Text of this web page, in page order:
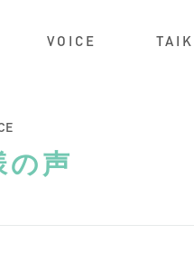
VOICE
の声